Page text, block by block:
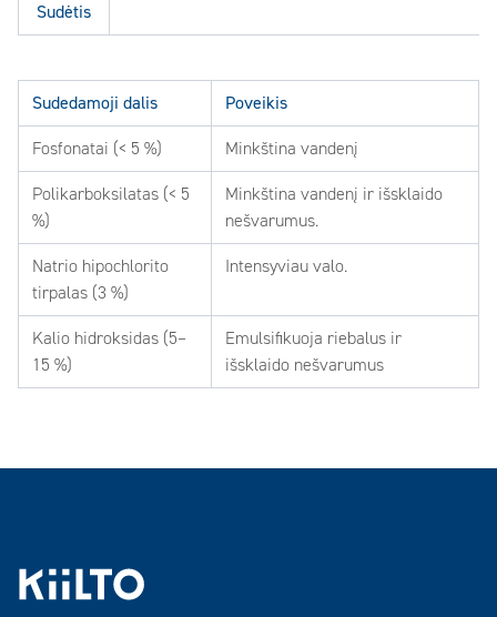
Sudėtis
Sudedamoji dalis Poveikis
Fosfonatai (< 5 %) Minkština vandenį
Polikarboksilatas (< 5
%)
Minkština vandenį ir išsklaido
nešvarumus.
Natrio hipochlorito
tirpalas (3 %)
Intensyviau valo.
Kalio hidroksidas (5–
15 %)
Emulsifikuoja riebalus ir
išsklaido nešvarumus